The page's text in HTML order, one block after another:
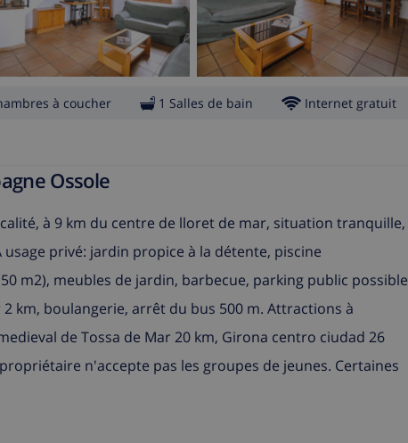
à coucher 1 Salles de bain Internet gratuit
Ossole
à 9 km du centre de lloret de mar, situation tranquille,
usage privé: jardin propice à la détente, piscine
m2), meubles de jardin, barbecue, parking public possible
km, boulangerie, arrêt du bus 500 m. Attractions à
de Tossa de Mar 20 km, Girona centro ciudad 26
n'accepte pas les groupes de jeunes. Certaines